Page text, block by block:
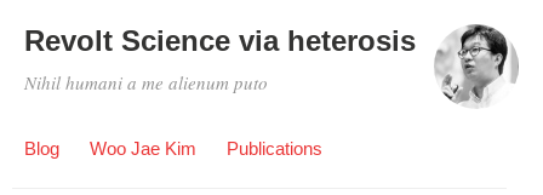
Revolt Science via heterosis
Nihil humani a me alienum puto
Blog Woo Jae Kim Publications